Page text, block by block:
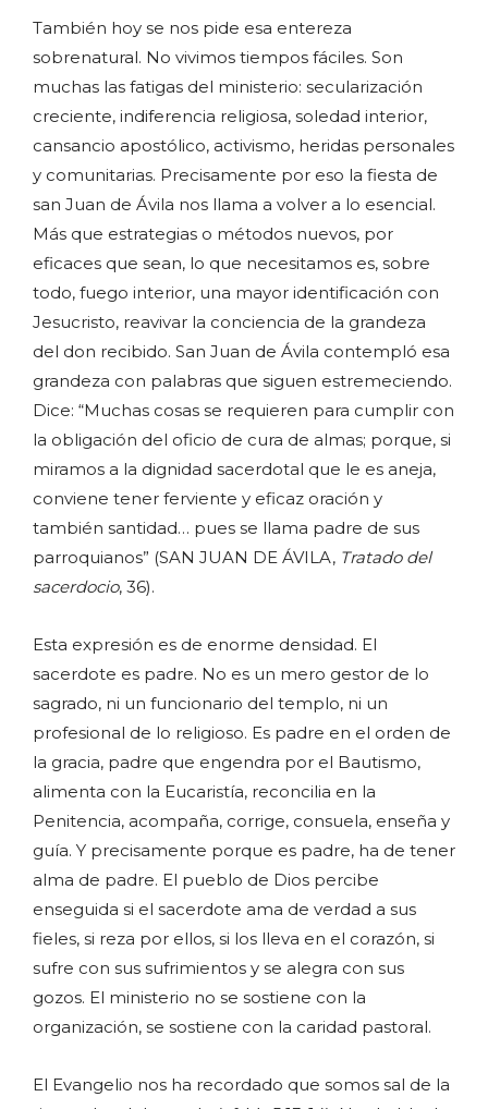
También hoy se nos pide esa entereza
sobrenatural. No vivimos tiempos fáciles. Son
muchas las fatigas del ministerio: secularización
creciente, indiferencia religiosa, soledad interior,
cansancio apostólico, activismo, heridas personales
y comunitarias. Precisamente por eso la fiesta de
san Juan de Ávila nos llama a volver a lo esencial.
Más que estrategias o métodos nuevos, por
eficaces que sean, lo que necesitamos es, sobre
todo, fuego interior, una mayor identificación con
Jesucristo, reavivar la conciencia de la grandeza
del don recibido. San Juan de Ávila contempló esa
grandeza con palabras que siguen estremeciendo.
Dice: “Muchas cosas se requieren para cumplir con
la obligación del oficio de cura de almas; porque, si
miramos a la dignidad sacerdotal que le es aneja,
conviene tener ferviente y eficaz oración y
también santidad… pues se llama padre de sus
parroquianos” (SAN JUAN DE ÁVILA, Tratado del
sacerdocio, 36).
Esta expresión es de enorme densidad. El
sacerdote es padre. No es un mero gestor de lo
sagrado, ni un funcionario del templo, ni un
profesional de lo religioso. Es padre en el orden de
la gracia, padre que engendra por el Bautismo,
alimenta con la Eucaristía, reconcilia en la
Penitencia, acompaña, corrige, consuela, enseña y
guía. Y precisamente porque es padre, ha de tener
alma de padre. El pueblo de Dios percibe
enseguida si el sacerdote ama de verdad a sus
fieles, si reza por ellos, si los lleva en el corazón, si
sufre con sus sufrimientos y se alegra con sus
gozos. El ministerio no se sostiene con la
organización, se sostiene con la caridad pastoral.
El Evangelio nos ha recordado que somos sal de la